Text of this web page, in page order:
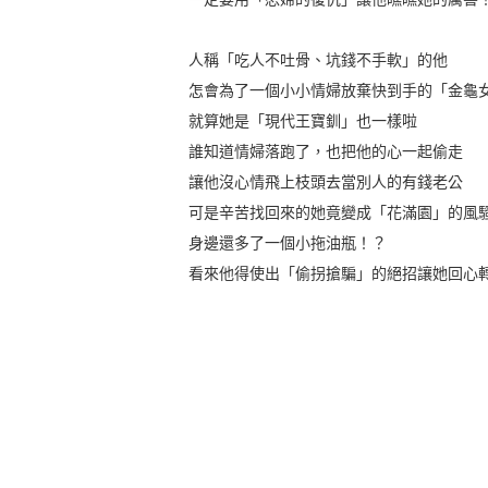
人稱「吃人不吐骨、坑錢不手軟」的他
怎會為了一個小小情婦放棄快到手的「金龜
就算她是「現代王寶釧」也一樣啦
誰知道情婦落跑了，也把他的心一起偷走
讓他沒心情飛上枝頭去當別人的有錢老公
可是辛苦找回來的她竟變成「花滿園」的風
身邊還多了一個小拖油瓶！？
看來他得使出「偷拐搶騙」的絕招讓她回